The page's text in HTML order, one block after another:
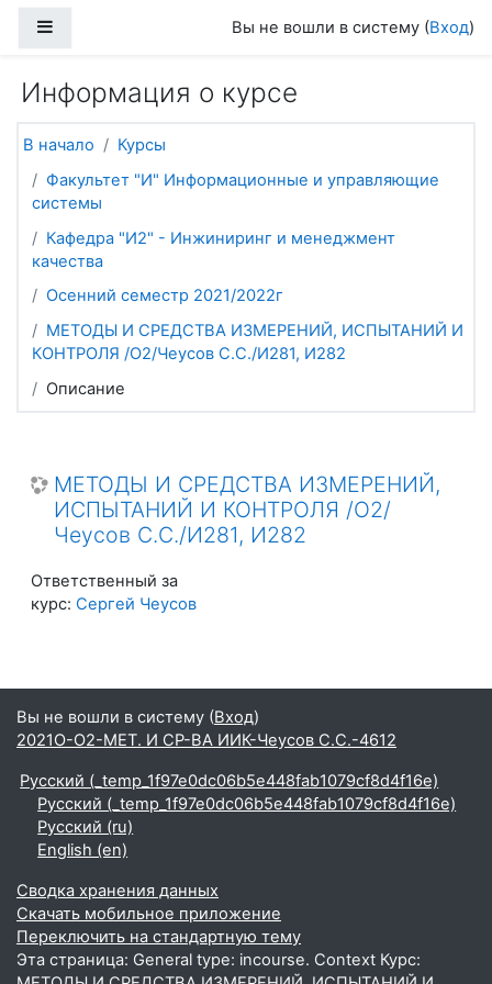
Вы не вошли в систему (Вход)
Информация о курсе
В начало
Курсы
Факультет "И" Информационные и управляющие
системы
Кафедра "И2" - Инжиниринг и менеджмент
качества
Осенний семестр 2021/2022г
МЕТОДЫ И СРЕДСТВА ИЗМЕРЕНИЙ, ИСПЫТАНИЙ И
КОНТРОЛЯ /О2/Чеусов С.С./И281, И282
Описание
МЕТОДЫ И СРЕДСТВА ИЗМЕРЕНИЙ,
ИСПЫТАНИЙ И КОНТРОЛЯ /О2/
Чеусов С.С./И281, И282
Ответственный за
курс: Сергей Чеусов
Вы не вошли в систему (Вход)
2021О-О2-МЕТ. И СР-ВА ИИК-Чеусов С.С.-4612
Русский ‎(_temp_1f97e0dc06b5e448fab1079cf8d4f16e)‎
Русский ‎(_temp_1f97e0dc06b5e448fab1079cf8d4f16e)‎
Русский ‎(ru)‎
English ‎(en)‎
Сводка хранения данных
Скачать мобильное приложение
Переключить на стандартную тему
Эта страница: General type: incourse. Context Курс: